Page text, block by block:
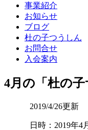
事業紹介
お知らせ
ブログ
杜の子つうしん
お問合せ
入会案内
4月の「杜の
2019/4/26更新
日時：2019年4